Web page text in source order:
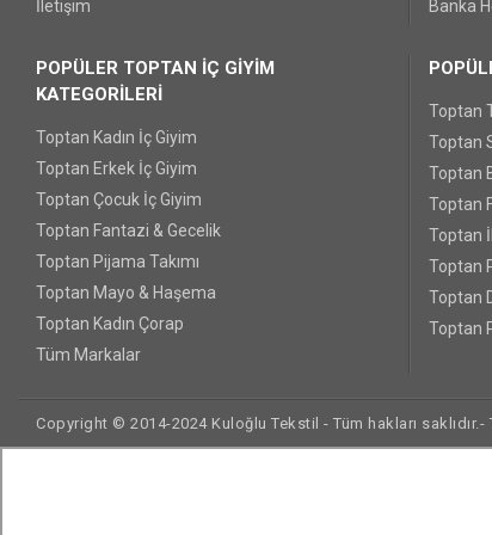
İletişim
Banka
POPÜLER TOPTAN İÇ GİYİM
KATEGORİLERİ
Toptan Kadın İç Giyim
Toptan Erkek İç Giyim
Toptan Çocuk İç Giyim
Toptan Fantazi & Gecelik
Toptan Pijama Takımı
Toptan Mayo & Haşema
Toptan Kadın Çorap
Tüm Markalar
Toptan
Toptan
Toptan
Toptan
Toptan
Toptan
Toptan
Toptan
Copyright © 2014-2024 Kuloğlu Tekstil - Tüm hakları